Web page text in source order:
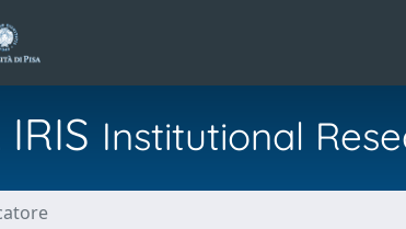
Institutional